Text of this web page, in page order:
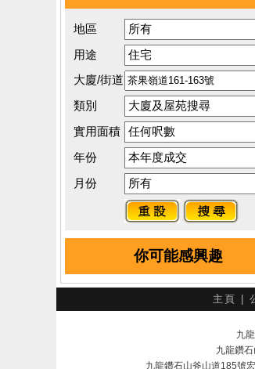
地區
用途
大廈/街道
類別
實用面積
年份
月份
你可能感興趣
主頁
九
九龍鑽
九龍鑽石山斧山道185號